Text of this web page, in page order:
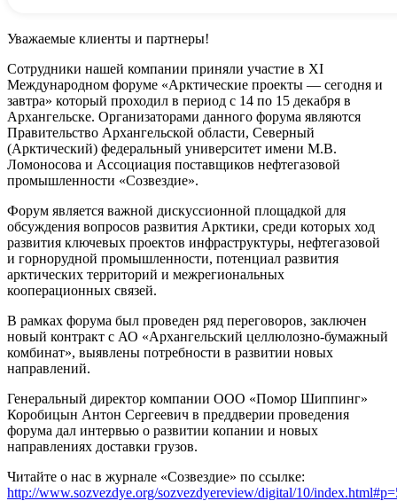
Уважаемые клиенты и партнеры!
Сотрудники нашей компании приняли участие в XI
Международном форуме «Арктические проекты — сегодня и
завтра» который проходил в период с 14 по 15 декабря в
Архангельске. Организаторами данного форума являются
Правительство Архангельской области, Северный
(Арктический) федеральный университет имени М.В.
Ломоносова и Ассоциация поставщиков нефтегазовой
промышленности «Созвездие».
Форум является важной дискуссионной площадкой для
обсуждения вопросов развития Арктики, среди которых ход
развития ключевых проектов инфраструктуры, нефтегазовой
и горнорудной промышленности, потенциал развития
арктических территорий и межрегиональных
кооперационных связей.
В рамках форума был проведен ряд переговоров, заключен
новый контракт с АО «Архангельский целлюлозно-бумажный
комбинат», выявлены потребности в развитии новых
направлений.
Генеральный директор компании ООО «Помор Шиппинг»
Коробицын Антон Сергеевич в преддверии проведения
форума дал интервью о развитии копании и новых
направлениях доставки грузов.
Читайте о нас в журнале «Созвездие» по ссылке:
http://www.sozvezdye.org/sozvezdyereview/digital/10/